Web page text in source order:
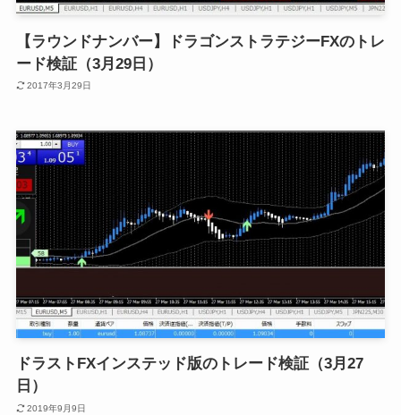
【ラウンドナンバー】ドラゴンストラテジーFXのトレ
ード検証（3月29日）
2017年3月29日
ドラストFXインステッド版のトレード検証（3月27
日）
2019年9月9日